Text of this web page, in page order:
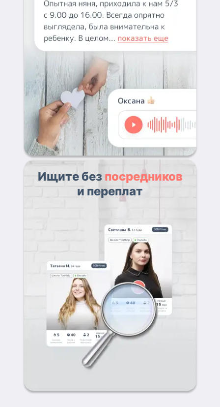
Ищите без посредников
и переплат